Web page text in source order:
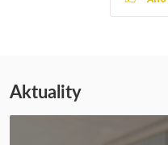
Aktuality